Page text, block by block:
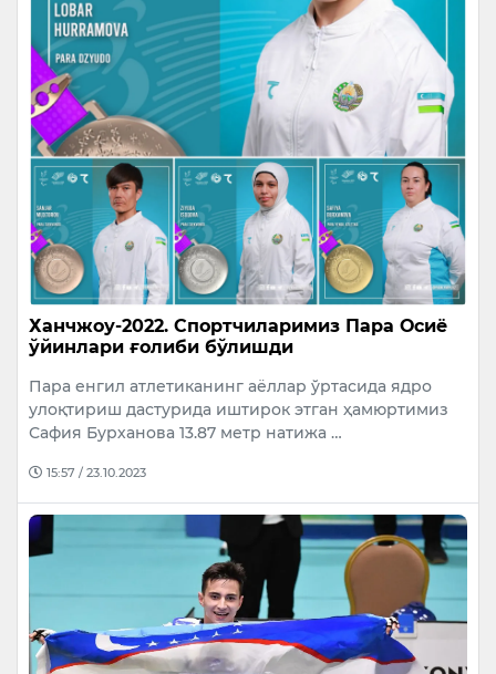
Ханчжоу-2022. Спортчиларимиз Пара Осиё
ўйинлари ғолиби бўлишди
Пара енгил атлетиканинг аёллар ўртасида ядро
улоқтириш дастурида иштирок этган ҳамюртимиз
Сафия Бурханова 13.87 метр натижа …
15:57 / 23.10.2023